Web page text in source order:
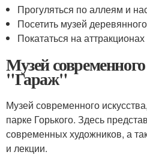
Прогуляться по аллеям и
Посетить музей
Покататься на аттракционах
Музей
"Гараж"
Музей современного
парке Горького. Здесь
современных художников, а
и лекции.